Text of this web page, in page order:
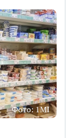
Фото: 1MI